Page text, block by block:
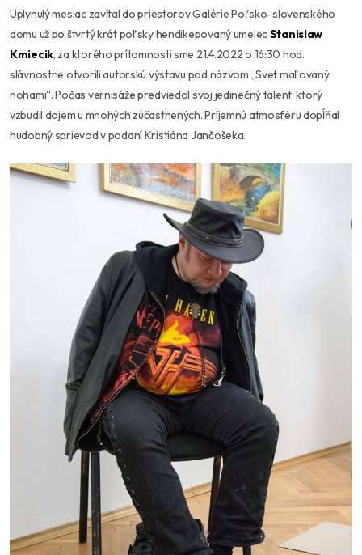
Uplynulý mesiac zavítal do priestorov Galérie Poľsko-slovenského
domu už po štvrtý krát poľsky hendikepovaný umelecStanislaw
Kmiecik, za ktorého prítomnosti sme 21.4.2022 o 16:30 hod.
slávnostne otvorili autorskú výstavu pod názvom „Svet maľovaný
nohami“. Počas vernisáže predviedol svoj jedinečný talent, ktorý
vzbudil dojem u mnohých zúčastnených. Príjemnú atmosféru dopĺňal
hudobný sprievod v podaní Kristiána Jančošeka.